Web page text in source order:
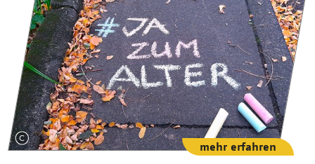
mehr erfahren